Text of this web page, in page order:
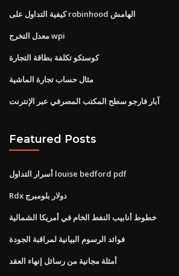
كيفية التداول على robinhood الهامش
معدل التخرج wpi
كوستكو تكلفة بطاقة التجارة
مثال حساب تجارة الماشية
آبار فارجو سطح المكتب المصرفي عبر الإنترنت
Featured Posts
أسرار التداول louise bedford pdf
Rdx دولار بلومبرج
خطوط أنابيب النفط الخام في أمريكا الشمالية
فوائد الرسوم البيانية لمراقبة الجودة
أمثلة مجانية من رسائل إنهاء العقد